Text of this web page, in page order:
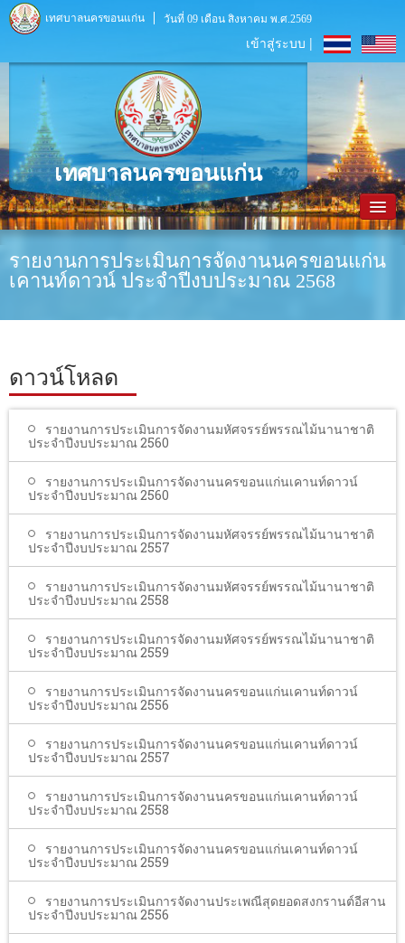
เทศบาลนครขอนแก่น วันที่ 09 เดือน สิงหาคม พ.ศ.2569
เข้าสู่ระบบ |
เทศบาลนครขอนแก่น
หน้าหลัก
ข้อมูลพื้นฐาน
ประชาสัมพันธ์
โรงเรียนในสังกัด
บริการประชาชน
ITA
ติดต่อเทศบาล
รายงานการประเมินการจัดงานนครขอนแก่น
เคานท์ดาวน์ ประจำปีงบประมาณ 2568
ดาวน์โหลด
รายงานการประเมินการจัดงานมหัศจรรย์พรรณไม้นานาชาติ
ประจำปีงบประมาณ 2560
รายงานการประเมินการจัดงานนครขอนแก่นเคานท์ดาวน์
ประจำปีงบประมาณ 2560
รายงานการประเมินการจัดงานมหัศจรรย์พรรณไม้นานาชาติ
ประจำปีงบประมาณ 2557
รายงานการประเมินการจัดงานมหัศจรรย์พรรณไม้นานาชาติ
ประจำปีงบประมาณ 2558
รายงานการประเมินการจัดงานมหัศจรรย์พรรณไม้นานาชาติ
ประจำปีงบประมาณ 2559
รายงานการประเมินการจัดงานนครขอนแก่นเคานท์ดาวน์
ประจำปีงบประมาณ 2556
รายงานการประเมินการจัดงานนครขอนแก่นเคานท์ดาวน์
ประจำปีงบประมาณ 2557
รายงานการประเมินการจัดงานนครขอนแก่นเคานท์ดาวน์
ประจำปีงบประมาณ 2558
รายงานการประเมินการจัดงานนครขอนแก่นเคานท์ดาวน์
ประจำปีงบประมาณ 2559
รายงานการประเมินการจัดงานประเพณีสุดยอดสงกรานต์อีสาน
ประจำปีงบประมาณ 2556